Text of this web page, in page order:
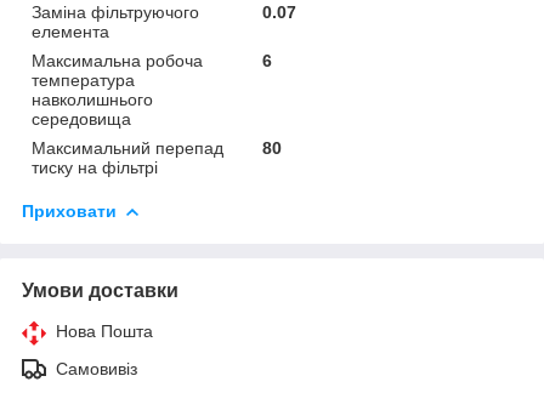
Заміна фільтруючого
елемента
0.07
Максимальна робоча
температура
навколишнього
середовища
6
Максимальний перепад
тиску на фільтрі
80
Приховати
Умови доставки
Нова Пошта
Самовивіз